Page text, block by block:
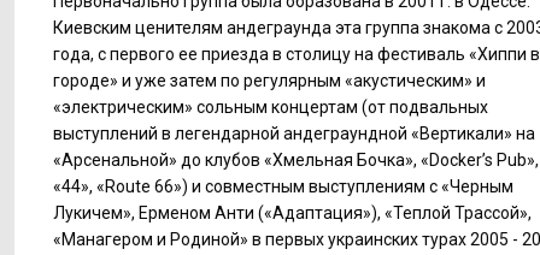
Киевским ценителям андеграунда эта группа знакома с
года, с первого ее приезда в столицу на фестиваль «Хиппи в
городе» и уже затем по регулярным «акустическим» и
«электрическим» сольным концертам (от подвальных
выступлений в легендарной андеграундной «Вертикали» на
«Арсенальной» до клубов «Хмельная Бочка», «Docker’s Pub»,
«44», «Route 66») и совместным выступлениям с «Черным
Лукичем», Ерменом Анти («Адаптация»), «Теплой Трассой»,
«Манагером и Родиной» в первых украинских турах 2005 -